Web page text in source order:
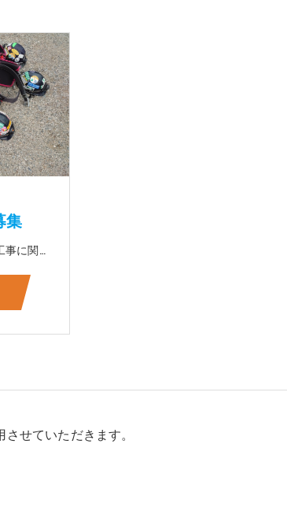
集
☆未経験者大歓迎 電気工事に関する事ならオールマイティに対応可能‼幅広く技術を身に付けて頂けます（室内配線・室外配線、スイッチコンセント取付け、照明器具取付け、配電盤取付け、エアコン取付け、LANケーブル配線、アンテナ取付けなど） 先輩社員が一から指導を行うため未経験の方でも安心して働いていただけます♪ ☆資格支援制度あり 実績があるからこそ社内で教習と経験を積んでいただくことで資格を当社で発行できることができます。 【工具支給致します】 また新品工具と新品作業服を完全支給を致します。 高品質の作業服と工具入社してくれた方には支給致します♪
せていただきます。